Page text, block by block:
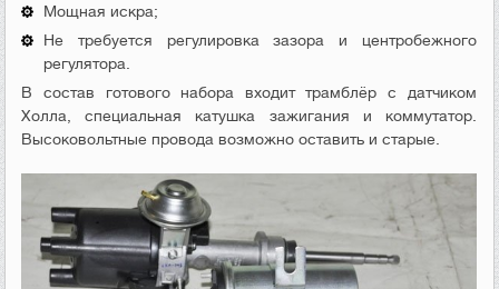
Мощная искра;
Не требуется регулировка зазора и центробежного
регулятора.
В состав готового набора входит трамблёр с датчиком
Холла, специальная катушка зажигания и коммутатор.
Высоковольтные провода возможно оставить и старые.